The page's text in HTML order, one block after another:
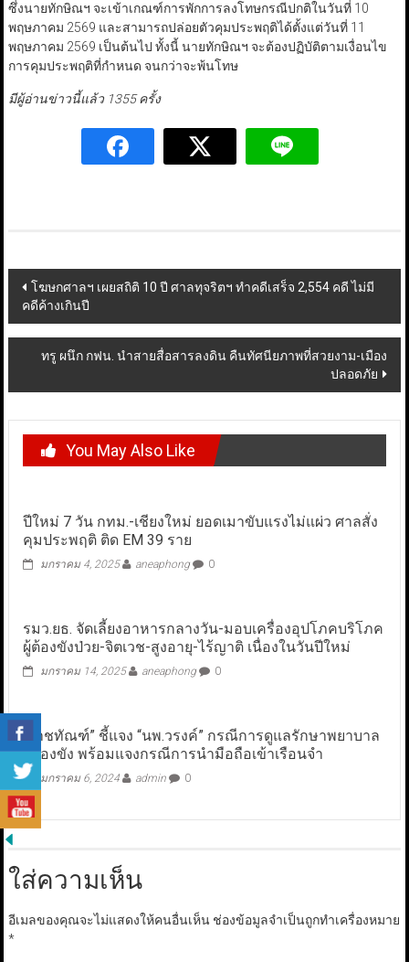
ซึ่งนายทักษิณฯ จะเข้าเกณฑ์การพักการลงโทษกรณีปกติในวันที่ 10
พฤษภาคม 2569 และสามารถปล่อยตัวคุมประพฤติได้ตั้งแต่วันที่ 11
พฤษภาคม 2569 เป็นต้นไป ทั้งนี้ นายทักษิณฯ จะต้องปฏิบัติตามเงื่อนไข
การคุมประพฤติที่กำหนด จนกว่าจะพ้นโทษ
มีผู้อ่านข่าวนี้แล้ว 1355 ครั้ง
Post
navigation
โฆษกศาลฯ เผยสถิติ 10 ปี ศาลทุจริตฯ ทำคดีเสร็จ 2,554 คดี ไม่มี
คดีค้างเกินปี
ทรู ผนึก กฟน. นำสายสื่อสารลงดิน คืนทัศนียภาพที่สวยงาม-เมือง
ปลอดภัย
You May Also Like
ปีใหม่ 7 วัน กทม.-เชียงใหม่ ยอดเมาขับแรงไม่แผ่ว ศาลสั่ง
คุมประพฤติ ติด EM 39 ราย
มกราคม 4, 2025 aneaphong 0
รมว.ยธ. จัดเลี้ยงอาหารกลางวัน-มอบเครื่องอุปโภคบริโภค
ผู้ต้องขังป่วย-จิตเวช-สูงอายุ-ไร้ญาติ เนื่องในวันปีใหม่
มกราคม 14, 2025 aneaphong 0
“ราชทัณฑ์” ชี้แจง “นพ.วรงค์” กรณีการดูแลรักษาพยาบาล
ผู้ต้องขัง พร้อมแจงกรณีการนำมือถือเข้าเรือนจำ
มกราคม 6, 2024 admin 0
ใส่ความเห็น
อีเมลของคุณจะไม่แสดงให้คนอื่นเห็น ช่องข้อมูลจำเป็นถูกทำเครื่องหมาย
*